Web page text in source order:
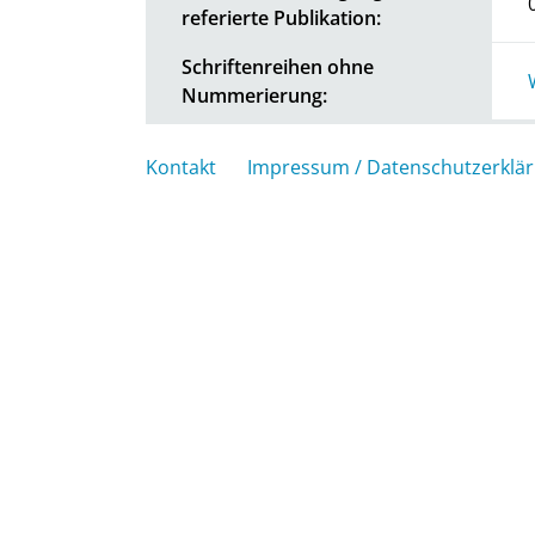
referierte Publikation:
Schriftenreihen ohne
Nummerierung:
Kontakt Impressum /